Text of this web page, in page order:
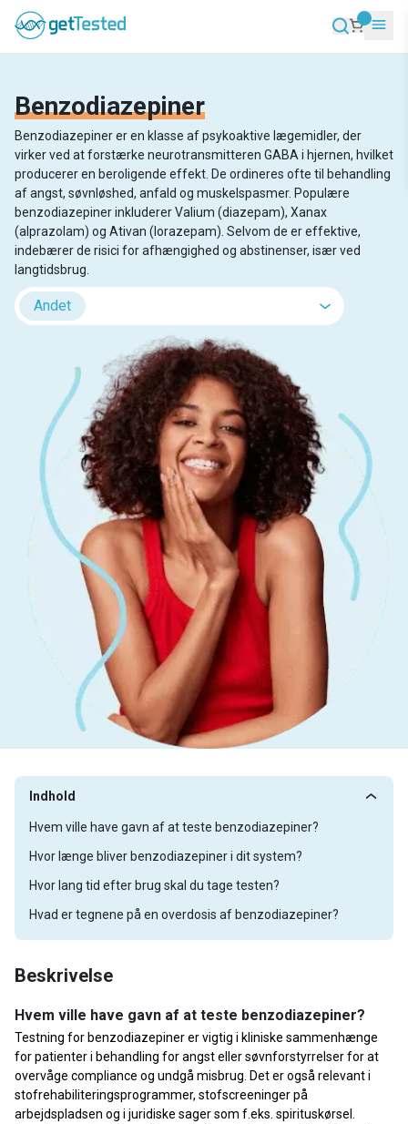
Benzodiazepiner
Benzodiazepiner er en klasse af psykoaktive lægemidler, der
virker ved at forstærke neurotransmitteren GABA i hjernen, hvilket
producerer en beroligende effekt. De ordineres ofte til behandling
af angst, søvnløshed, anfald og muskelspasmer. Populære
benzodiazepiner inkluderer Valium (diazepam), Xanax
(alprazolam) og Ativan (lorazepam). Selvom de er effektive,
indebærer de risici for afhængighed og abstinenser, især ved
langtidsbrug.
Andet
Beskrivelse
Hvem ville have gavn af at teste benzodiazepiner?
Testning for benzodiazepiner er vigtig i kliniske sammenhænge
for patienter i behandling for angst eller søvnforstyrrelser for at
overvåge compliance og undgå misbrug. Det er også relevant i
stofrehabiliteringsprogrammer, stofscreeninger på
arbejdspladsen og i juridiske sager som f.eks. spirituskørsel.
Indhold
Hvem ville have gavn af at teste benzodiazepiner?
Hvor længe bliver benzodiazepiner i dit system?
Hvor lang tid efter brug skal du tage testen?
Hvad er tegnene på en overdosis af benzodiazepiner?